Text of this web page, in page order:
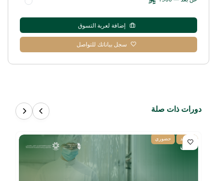
إضافة لعربة التسوق
سجل بياناتك للتواصل
دورات ذات صلة
عن بعد حضوري